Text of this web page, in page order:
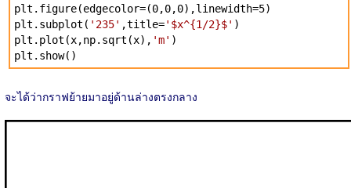
plt.figure(edgecolor=(0,0,0),linewidth=5)
plt.subplot( '235' ,title='$x^{1/2}$' )
plt.plot(x,np.sqrt(x), 'm' )
plt.show()
จะได้ว่ากราฟย้ายมาอยู่ด้านล่างตรงกลาง